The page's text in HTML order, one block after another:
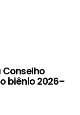
biênio 2026–